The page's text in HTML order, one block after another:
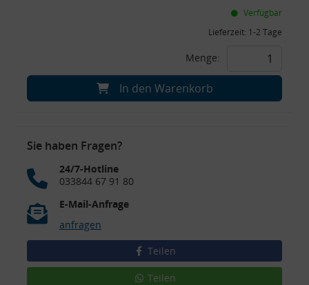
Verfügbar
Lieferzeit: 1-2 Tage
Menge:
In den Warenkorb
Sie haben Fragen?
24/7-Hotline
033844 67 91 80
E-Mail-Anfrage
anfragen
Teilen
Teilen